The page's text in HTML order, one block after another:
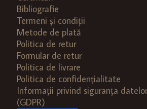
Bibliografie
Termeni și condiții
Metode de plată
Politica de retur
Formular de retur
Politica de livrare
Politica de confidențialitate
Informații privind siguranța
(GDPR)